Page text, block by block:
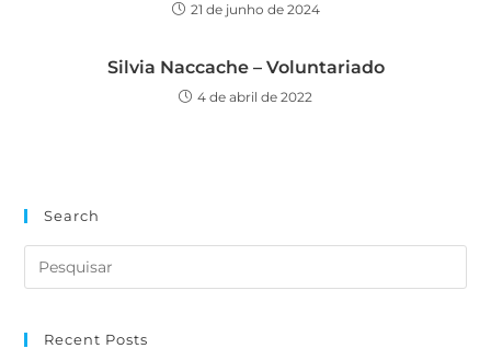
21 de junho de 2024
Silvia Naccache – Voluntariado
4 de abril de 2022
Search
Recent Posts